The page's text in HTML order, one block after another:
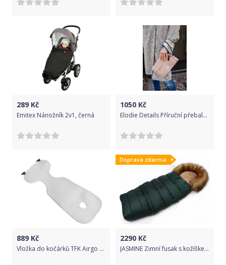
289 Kč
Emitex Nánožník 2v1, černá
1050 Kč
Elodie Details Příruční přebalovací taška Off Black
889 Kč
Vložka do kočárků TFK Airgo Seat Inlay
Doprava zdarma
2290 Kč
JASMINE Zimní fusak s kožíškem - smaragd